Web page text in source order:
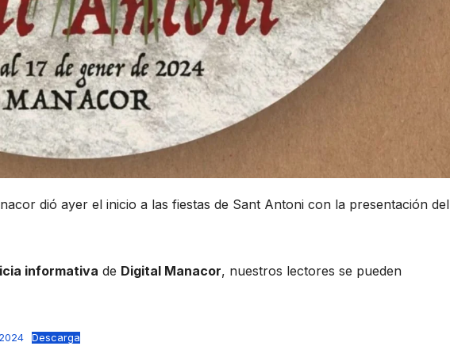
dió ayer el inicio a las fiestas de Sant Antoni con la presentación del
informativa de Digital Manacor, nuestros lectores se pueden
Descarga